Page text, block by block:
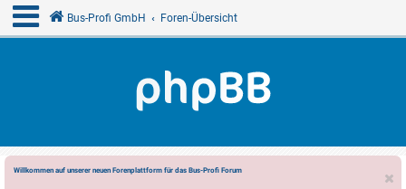
Bus-Profi GmbH Foren-Übersicht
Willkommen auf unserer neuen Forenplattform für das Bus-Profi Forum